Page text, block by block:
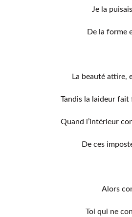
Je la
De la forme
La beauté attire,
Tandis la laideur
Quand l’intérieur
De ces
Alors
Toi qui ne